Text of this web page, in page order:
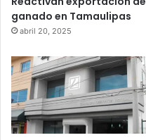
ganado en Tamaulipas
abril 20, 2025